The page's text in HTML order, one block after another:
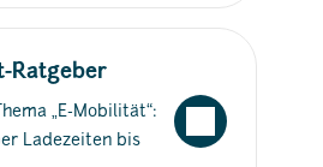
Ratgeber
„E-Mobilität“:
Ladezeiten bis